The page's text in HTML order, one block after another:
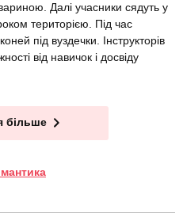
Далі учасники сядуть у
територією. Під час
під вуздечки. Інструкторів
від навичок і досвіду
більше